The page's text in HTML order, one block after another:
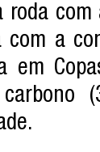
roda
com a
em